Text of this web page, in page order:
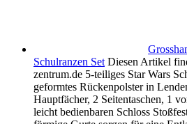
Schulranzen Set Diesen Artikel
zentrum.de 5-teiliges Star Wars
geformtes Rückenpolster in
Hauptfächer, 2 Seitentaschen, 1
leicht bedienbaren Schloss